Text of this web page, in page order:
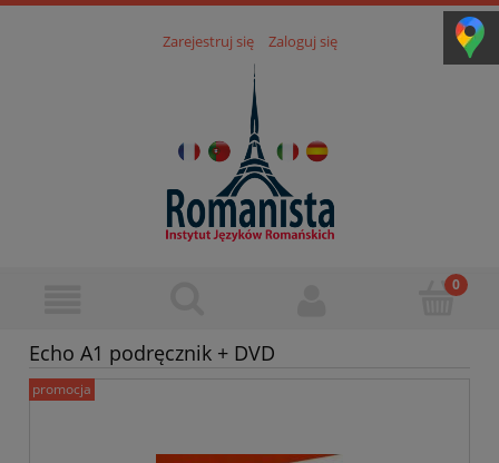
Zarejestruj się Zaloguj się
Echo A1 podręcznik + DVD
promocja